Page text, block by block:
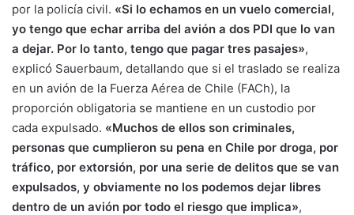
por la policía civil. «Si lo echamos en un vuelo comercial,
yo tengo que echar arriba del avión a dos PDI que lo van
a dejar. Por lo tanto, tengo que pagar tres pasajes»,
explicó Sauerbaum, detallando que si el traslado se realiza
en un avión de la Fuerza Aérea de Chile (FACh), la
proporción obligatoria se mantiene en un custodio por
cada expulsado. «Muchos de ellos son criminales,
personas que cumplieron su pena en Chile por droga, por
tráfico, por extorsión, por una serie de delitos que se van
expulsados, y obviamente no los podemos dejar libres
dentro de un avión por todo el riesgo que implica»,